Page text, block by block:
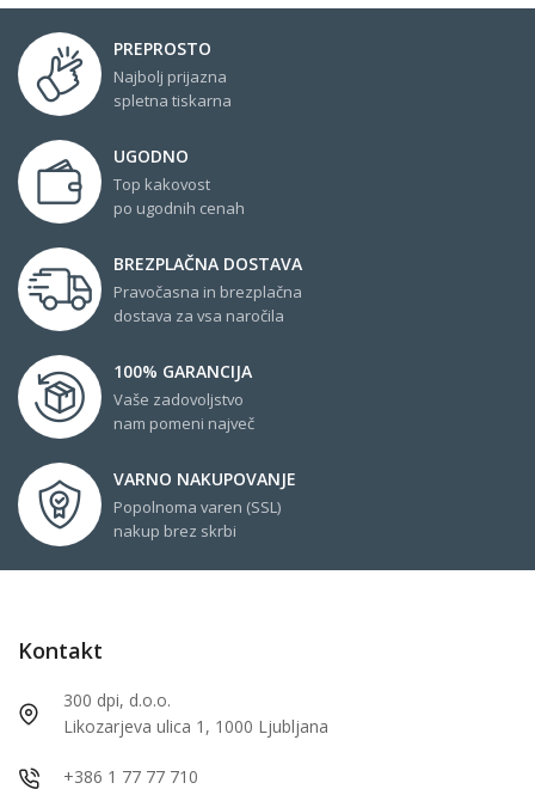
PREPROSTO
Najbolj prijazna
spletna tiskarna
UGODNO
Top kakovost
po ugodnih cenah
BREZPLAČNA DOSTAVA
Pravočasna in brezplačna
dostava za vsa naročila
100% GARANCIJA
Vaše zadovoljstvo
nam pomeni največ
VARNO NAKUPOVANJE
Popolnoma varen (SSL)
nakup brez skrbi
Kontakt
300 dpi, d.o.o.
Likozarjeva ulica 1, 1000 Ljubljana
+386 1 77 77 710